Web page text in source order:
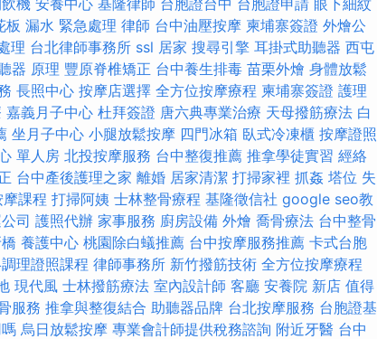
板 漏水 緊急處理 律師 台中油壓按摩 柬埔寨簽證 外燴公
理 台北律師事務所 ssl 居家 搜尋引擎 耳掛式助聽器 西屯
器 原理 豐原脊椎矯正 台中養生排毒 苗栗外燴 身體放鬆
長照中心 按摩店選擇 全方位按摩療程 柬埔寨簽證 護理
嘉義月子中心 杜拜簽證 唐六典專業治療 天母撥筋療法 白
坐月子中心 小腿放鬆按摩 四門冰箱 臥式冷凍櫃 按摩證照
單人房 北投按摩服務 台中整復推薦 推拿學徒實習 經絡
台中產後護理之家 離婚 居家清潔 打掃家裡 抓姦 塔位 失
課程 打掃阿姨 士林整骨療程 基隆徵信社 google seo教
司 護照代辦 家事服務 廚房設備 外燴 喬骨療法 台中整骨
養護中心 桃園除白蟻推薦 台中按摩服務推薦 卡式台胞
理證照課程 律師事務所 新竹撥筋技術 全方位按摩療程
現代風 士林撥筋療法 室內設計師 客廳 安養院 新店 值得
服務 推拿與整復結合 助聽器品牌 台北按摩服務 台胞證基
烏日放鬆按摩 專業會計師提供稅務諮詢 附近牙醫 台中